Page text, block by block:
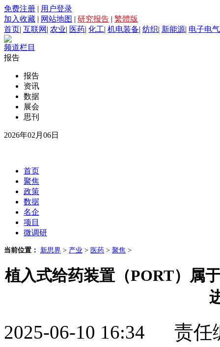
免费注册 | 用户登录
加入收藏 | 网站地图 | 研究报告 | 繁體版
首页| 互联网 | 农业| 医药| 化工| 机电装备| 纺织| 新能源| 电子电气
频道栏目
报告
报告
资讯
数据
展会
思刊
2026年02月06日
首页
聚焦
政策
数据
名企
项目
微调研
当前位置： 新思界 > 产业 > 医药 > 聚焦 >
植入式给药装置（PORT）属
2025-06-10 16:34 责